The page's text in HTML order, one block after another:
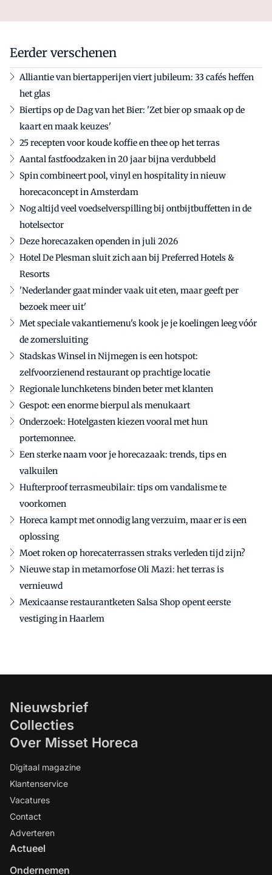
Eerder verschenen
Alliantie van biertapperijen viert jubileum: 33 cafés heffen
het glas
Biertips op de Dag van het Bier: 'Zet bier op smaak op de
kaart en maak keuzes'
25 recepten voor koude koffie en thee op het terras
Aantal fastfoodzaken in 20 jaar bijna verdubbeld
Spin combineert pool, vinyl en hospitality in nieuw
horecaconcept in Amsterdam
Nog altijd veel voedselverspilling bij ontbijtbuffetten in de
hotelsector
Deze horecazaken openden in juli 2026
Hotel De Plesman sluit zich aan bij Preferred Hotels &
Resorts
'Nederlander gaat minder vaak uit eten, maar geeft per
bezoek meer uit'
Met speciale vakantiemenu's kook je je koelingen leeg vóór
de zomersluiting
Stadskas Winsel in Nijmegen is een hotspot:
zelfvoorzienend restaurant op prachtige locatie
Regionale lunchketens binden beter met klanten
Gespot: een enorme bierpul als menukaart
Onderzoek: Hotelgasten kiezen vooral met hun
portemonnee.
Een sterke naam voor je horecazaak: trends, tips en
valkuilen
Hufterproof terrasmeubilair: tips om vandalisme te
voorkomen
Horeca kampt met onnodig lang verzuim, maar er is een
oplossing
Moet roken op horecaterrassen straks verleden tijd zijn?
Nieuwe stap in metamorfose Oli Mazi: het terras is
vernieuwd
Mexicaanse restaurantketen Salsa Shop opent eerste
vestiging in Haarlem
Nieuwsbrief
Collecties
Over Misset Horeca
Digitaal magazine
Klantenservice
Vacatures
Contact
Adverteren
Actueel
Ondernemen